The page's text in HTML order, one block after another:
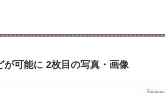
が可能に 2枚目の写真・画像